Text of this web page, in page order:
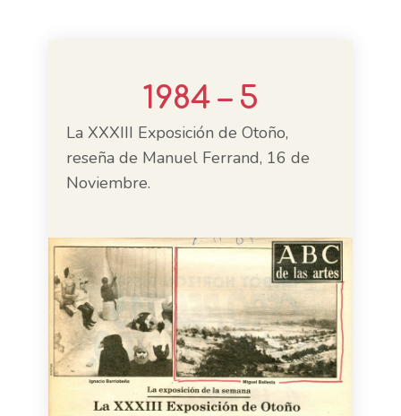
1984 – 5
La XXXIII Exposición de Otoño,
reseña de Manuel Ferrand, 16 de
Noviembre.